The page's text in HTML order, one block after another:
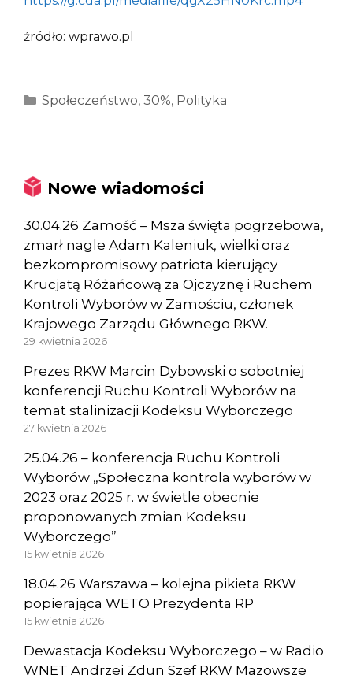
źródło: wprawo.pl
Kategorie
Społeczeństwo, 30%, Polityka
Nowe wiadomości
30.04.26 Zamość – Msza święta pogrzebowa,
zmarł nagle Adam Kaleniuk, wielki oraz
bezkompromisowy patriota kierujący
Krucjatą Różańcową za Ojczyznę i Ruchem
Kontroli Wyborów w Zamościu, członek
Krajowego Zarządu Głównego RKW.
29 kwietnia 2026
Prezes RKW Marcin Dybowski o sobotniej
konferencji Ruchu Kontroli Wyborów na
temat stalinizacji Kodeksu Wyborczego
27 kwietnia 2026
25.04.26 – konferencja Ruchu Kontroli
Wyborów „Społeczna kontrola wyborów w
2023 oraz 2025 r. w świetle obecnie
proponowanych zmian Kodeksu
Wyborczego”
15 kwietnia 2026
18.04.26 Warszawa – kolejna pikieta RKW
popierająca WETO Prezydenta RP
15 kwietnia 2026
Dewastacja Kodeksu Wyborczego – w Radio
WNET Andrzej Zdun Szef RKW Mazowsze